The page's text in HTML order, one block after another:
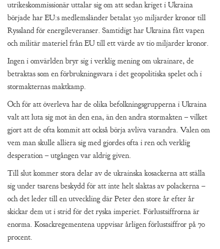
utrikeskommissionär uttalar sig om att sedan kriget i Ukraina
började har EU:s medlemsländer betalat 350 miljarder kronor till
Ryssland för energileveranser. Samtidigt har Ukraina fått vapen
och militär materiel från EU till ett värde av tio miljarder kronor.
Ingen i omvärlden bryr sig i verklig mening om ukrainare, de
betraktas som en förbrukningsvara i det geopolitiska spelet och i
stormakternas maktkamp.
Och för att överleva har de olika befolkningsgrupperna i Ukraina
valt att luta sig mot än den ena, än den andra stormakten – vilket
gjort att de ofta kommit att också börja avliva varandra. Valen om
vem man skulle alliera sig med gjordes ofta i ren och verklig
desperation – utgången var aldrig given.
Till slut kommer stora delar av de ukrainska kosackerna att ställa
sig under tsarens beskydd för att inte helt slaktas av polackerna –
och det leder till en utveckling där Peter den store år efter år
skickar dem ut i strid för det ryska imperiet. Förlustsiffrorna är
enorma. Kosackregementena uppvisar årligen förlustsiffror på 70
procent.